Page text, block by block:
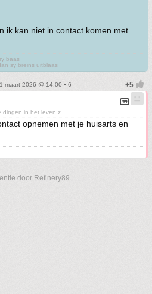
ik kan niet in contact komen met
baas
sy breins uitblaas
maart 2026 @ 14:00 • 6
dingen in het leven z
opnemen met je huisarts en
door Refinery89